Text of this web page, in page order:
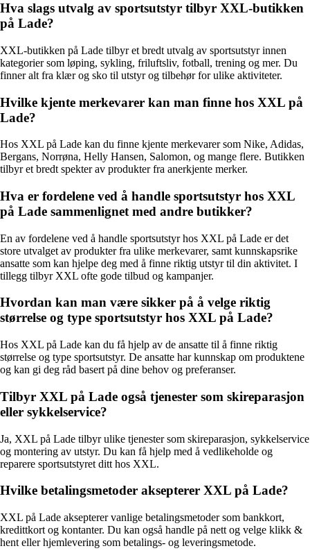
Hva slags utvalg av sportsutstyr tilbyr XXL-butikken
på Lade?
XXL-butikken på Lade tilbyr et bredt utvalg av sportsutstyr innen
kategorier som løping, sykling, friluftsliv, fotball, trening og mer. Du
finner alt fra klær og sko til utstyr og tilbehør for ulike aktiviteter.
Hvilke kjente merkevarer kan man finne hos XXL på
Lade?
Hos XXL på Lade kan du finne kjente merkevarer som Nike, Adidas,
Bergans, Norrøna, Helly Hansen, Salomon, og mange flere. Butikken
tilbyr et bredt spekter av produkter fra anerkjente merker.
Hva er fordelene ved å handle sportsutstyr hos XXL
på Lade sammenlignet med andre butikker?
En av fordelene ved å handle sportsutstyr hos XXL på Lade er det
store utvalget av produkter fra ulike merkevarer, samt kunnskapsrike
ansatte som kan hjelpe deg med å finne riktig utstyr til din aktivitet. I
tillegg tilbyr XXL ofte gode tilbud og kampanjer.
Hvordan kan man være sikker på å velge riktig
størrelse og type sportsutstyr hos XXL på Lade?
Hos XXL på Lade kan du få hjelp av de ansatte til å finne riktig
størrelse og type sportsutstyr. De ansatte har kunnskap om produktene
og kan gi deg råd basert på dine behov og preferanser.
Tilbyr XXL på Lade også tjenester som skireparasjon
eller sykkelservice?
Ja, XXL på Lade tilbyr ulike tjenester som skireparasjon, sykkelservice
og montering av utstyr. Du kan få hjelp med å vedlikeholde og
reparere sportsutstyret ditt hos XXL.
Hvilke betalingsmetoder aksepterer XXL på Lade?
XXL på Lade aksepterer vanlige betalingsmetoder som bankkort,
kredittkort og kontanter. Du kan også handle på nett og velge klikk &
hent eller hjemlevering som betalings- og leveringsmetode.